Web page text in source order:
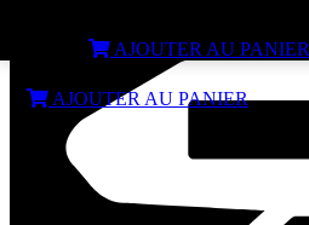
AJOUTER AU PANIER
AJOUTER AU PANIER